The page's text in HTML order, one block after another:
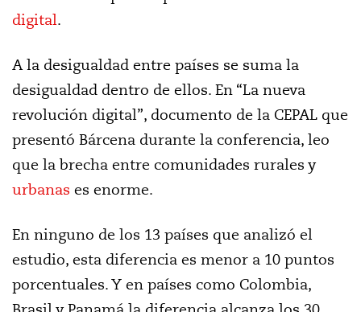
digital.
A la desigualdad entre países se suma la
desigualdad dentro de ellos. En “La nueva
revolución digital”, documento de la CEPAL que
presentó Bárcena durante la conferencia, leo
que la brecha entre comunidades rurales y
urbanas es enorme.
En ninguno de los 13 países que analizó el
estudio, esta diferencia es menor a 10 puntos
porcentuales. Y en países como Colombia,